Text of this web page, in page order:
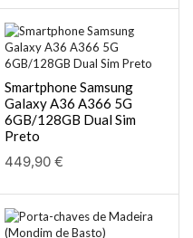
Smartphone Samsung
Galaxy A36 A366 5G
6GB/128GB Dual Sim
Preto
449,90 €